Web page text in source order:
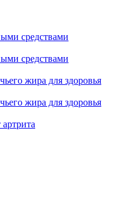
средствами
средствами
жира для здоровья
жира для здоровья